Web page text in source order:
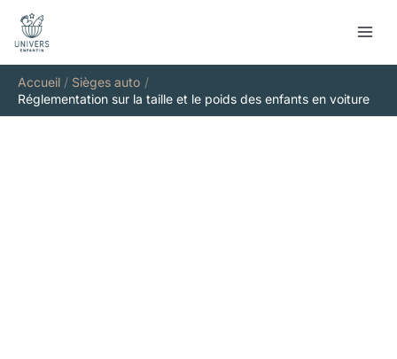
contenu
Accueil
Sièges auto
Réglementation sur la taille et le poids des enfants en voiture
Rechercher